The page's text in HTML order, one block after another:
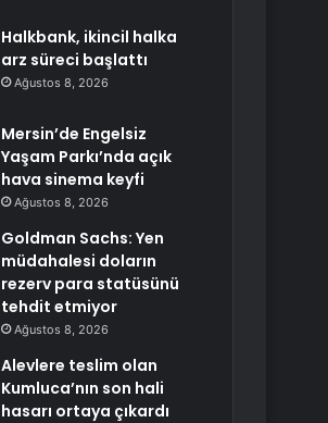
Halkbank, ikincil halka
arz süreci başlattı
Ağustos 8, 2026
Mersin’de Engelsiz
Yaşam Parkı’nda açık
hava sinema keyfi
Ağustos 8, 2026
Goldman Sachs: Yen
müdahalesi doların
rezerv para statüsünü
tehdit etmiyor
Ağustos 8, 2026
Alevlere teslim olan
Kumluca’nın son hali
hasarı ortaya çıkardı